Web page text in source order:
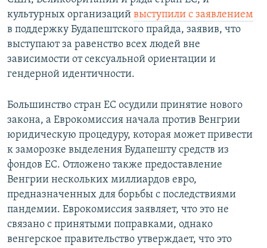
культурных организаций выступили с заявлением
в поддержку Будапештского прайда, заявив, что
выступают за равенство всех людей вне
зависимости от сексуальной ориентации и
гендерной идентичности.
Большинство стран ЕС осудили принятие нового
закона, а Еврокомиссия начала против Венгрии
юридическую процедуру, которая может привести
к заморозке выделения Будапешту средств из
фондов ЕС. Отложено также предоставление
Венгрии нескольких миллиардов евро,
предназначенных для борьбы с последствиями
пандемии. Еврокомиссия заявляет, что это не
связано с принятыми поправками, однако
венгерское правительство утверждает, что это